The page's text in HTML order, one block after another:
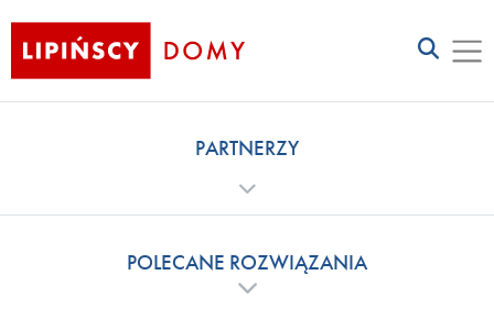
PARTNERZY
POLECANE ROZWIĄZANIA